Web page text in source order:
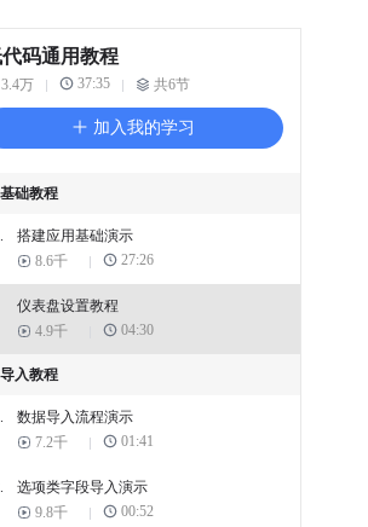
码通用教程
3.4万 37:35 共6节
加入我的学习
础教程
搭建应用基础演示
8.6千
27:26
仪表盘设置教程
4.9千
04:30
入教程
数据导入流程演示
7.2千
01:41
选项类字段导入演示
9.8千
00:52